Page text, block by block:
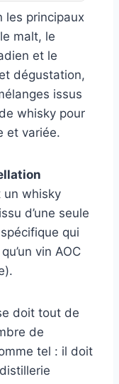
de complexité
par la
obtenu la
s’appuie
dans la
japonais tels
et les hivers
de bénéficier
conférant
FAÇONS
japonaise
avec de l’eau
les principaux
malt, le
et le
dégustation,
issus
whisky pour
et variée.
un whisky
d’une seule
qui
vin AOC
doit tout de
de
tel : il doit